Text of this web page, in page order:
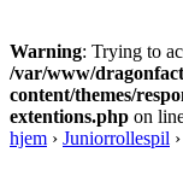
Warning: Trying to
/var/www/
content/themes/
extentions.php on
hjem › Juniorrollespil ›